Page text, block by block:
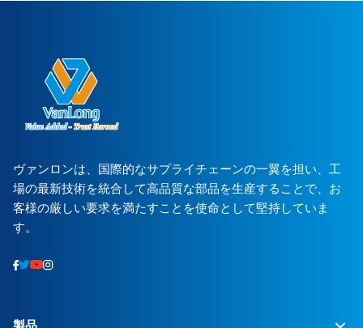
ヴァンロンは、国際的なサプライチェーンの一翼を担い、工
場の最新技術を統合して高品質な部品を生産することで、お
客様の厳しい要求を満たすことを使命として堅持していま
す。